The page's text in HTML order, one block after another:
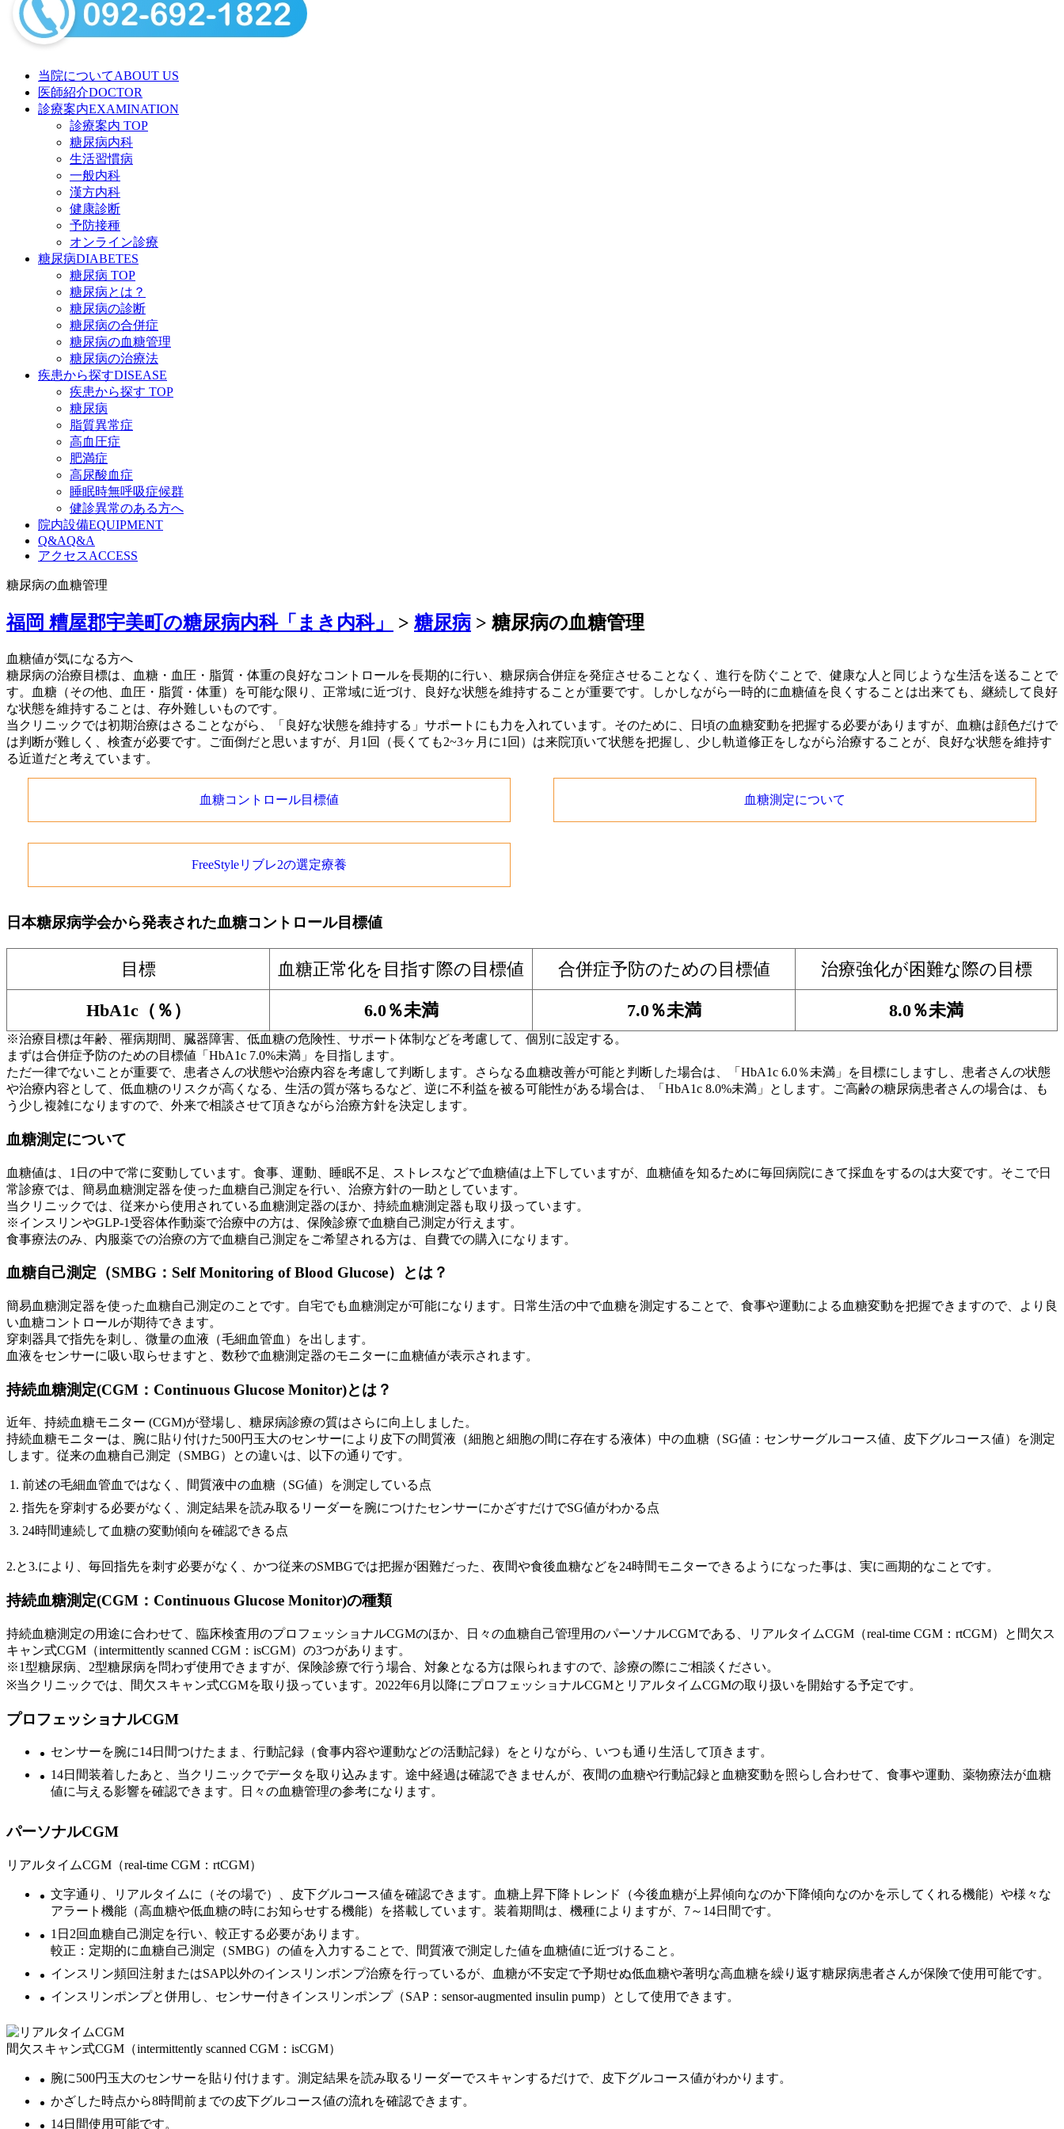
当院についてABOUT US
医師紹介DOCTOR
診療案内EXAMINATION
診療案内 TOP
糖尿病内科
生活習慣病
一般内科
漢方内科
健康診断
予防接種
オンライン診療
糖尿病DIABETES
糖尿病 TOP
糖尿病とは？
糖尿病の診断
糖尿病の合併症
糖尿病の血糖管理
糖尿病の治療法
疾患から探すDISEASE
疾患から探す TOP
糖尿病
脂質異常症
高血圧症
肥満症
高尿酸血症
睡眠時無呼吸症候群
健診異常のある方へ
院内設備EQUIPMENT
Q&AQ&A
アクセスACCESS
糖尿病の血糖管理
福岡 糟屋郡宇美町の糖尿病内科「まき内科」 > 糖尿病 > 糖尿病の血糖管理
血糖値が気になる方へ
糖尿病の治療目標は、血糖・血圧・脂質・体重の良好なコントロールを長期的に行い、糖尿病合併症を発症させることなく、進行を防ぐことで、健康な人と同じような生活を送ることで
す。血糖（その他、血圧・脂質・体重）を可能な限り、正常域に近づけ、良好な状態を維持することが重要です。しかしながら一時的に血糖値を良くすることは出来ても、継続して良好
な状態を維持することは、存外難しいものです。
当クリニックでは初期治療はさることながら、「良好な状態を維持する」サポートにも力を入れています。そのために、日頃の血糖変動を把握する必要がありますが、血糖は顔色だけで
は判断が難しく、検査が必要です。ご面倒だと思いますが、月1回（長くても2~3ヶ月に1回）は来院頂いて状態を把握し、少し軌道修正をしながら治療することが、良好な状態を維持す
る近道だと考えています。
血糖コントロール目標値 血糖測定について
FreeStyleリブレ2の選定療養
日本糖尿病学会から発表された血糖コントロール目標値
目標 血糖正常化を目指す際の目標値 合併症予防のための目標値 治療強化が困難な際の目標
HbA1c（％） 6.0％未満 7.0％未満 8.0％未満
※治療目標は年齢、罹病期間、臓器障害、低血糖の危険性、サポート体制などを考慮して、個別に設定する。
まずは合併症予防のための目標値「HbA1c 7.0%未満 」を目指します。
ただ一律でないことが重要で、 患者さんの状態や治療内容を考慮 して判断します。さらなる血糖改善が可能と判断した場合は、「HbA1c 6.0％未満」を目標にしますし、患者さんの状態
や治療内容として、低血糖のリスクが高くなる、生活の質が落ちるなど、逆に不利益を被る可能性がある場合は、「HbA1c 8.0%未満」とします。ご高齢の糖尿病患者さんの場合は、も
う少し複雑になりますので、外来で相談させて頂きながら治療方針を決定します。
血糖測定について
血糖値は、1日の中で常に変動しています。食事、運動、睡眠不足、ストレスなどで血糖値は上下していますが、血糖値を知るために毎回病院にきて採血をするのは大変です。そこで日
常診療では、簡易血糖測定器を使った血糖自己測定を行い、治療方針の一助としています。
当クリニックでは、従来から使用されている血糖測定器のほか、持続血糖測定器も取り扱っています。
※インスリンやGLP-1受容体作動薬で治療中の方は、保険診療で血糖自己測定が行えます。
食事療法のみ、内服薬での治療の方で血糖自己測定をご希望される方は、自費での購入になります。
血糖自己測定（SMBG：Self Monitoring of Blood Glucose）とは？
簡易血糖測定器を使った血糖自己測定のことです。自宅でも血糖測定が可能になります。日常生活の中で血糖を測定することで、食事や運動による血糖変動を把握できますので、より良
い血糖コントロールが期待できます。
穿刺器具で指先を刺し、微量の血液（毛細血管血）を出します。
血液をセンサーに吸い取らせますと、数秒で血糖測定器のモニターに血糖値が表示されます。
持続血糖測定(CGM：Continuous Glucose Monitor)とは？
近年、持続血糖モニター (CGM)が登場し、糖尿病診療の質はさらに向上しました。
持続血糖モニターは、腕に貼り付けた500円玉大のセンサーにより皮下の間質液（細胞と細胞の間に存在する液体）中の血糖（SG値：センサーグルコース値、皮下グルコース値）を測定
します。従来の血糖自己測定（SMBG）との違いは、以下の通りです。
前述の毛細血管血ではなく、間質液中の血糖（SG値）を測定している点
指先を穿刺する必要がなく、測定結果を読み取るリーダーを腕につけたセンサーにかざすだけでSG値がわかる点
24時間連続して血糖の変動傾向を確認できる点
2.と3.により、毎回指先を刺す必要がなく、かつ従来のSMBGでは把握が困難だった、夜間や食後血糖などを24時間モニターできるようになった事は、実に画期的なことです。
持続血糖測定(CGM：Continuous Glucose Monitor)の種類
持続血糖測定の用途に合わせて、臨床検査用のプロフェッショナルCGMのほか、日々の血糖自己管理用のパーソナルCGMである、リアルタイムCGM（real-time CGM：rtCGM）と間欠ス
キャン式CGM（intermittently scanned CGM：isCGM）の3つがあります。
※1型糖尿病、2型糖尿病を問わず使用できますが、保険診療で行う場合、対象となる方は限られますので、診療の際にご相談ください。
※当クリニックでは、間欠スキャン式CGMを取り扱っています。2022年6月以降にプロフェッショナルCGMとリアルタイムCGMの取り扱いを開始する予定です。
プロフェッショナルCGM
センサーを腕に14日間つけたまま、行動記録（食事内容や運動などの活動記録）をとりながら、いつも通り生活して頂きます。
14日間装着したあと、当クリニックでデータを取り込みます。途中経過は確認できませんが、夜間の血糖や行動記録と血糖変動を照らし合わせて、食事や運動、薬物療法が血糖
値に与える影響を確認できます。日々の血糖管理の参考になります。
パーソナルCGM
リアルタイムCGM（real-time CGM：rtCGM）
文字通り、リアルタイムに（その場で）、皮下グルコース値を確認できます。血糖上昇下降トレンド（今後血糖が上昇傾向なのか下降傾向なのかを示してくれる機能）や様々な
アラート機能（高血糖や低血糖の時にお知らせする機能）を搭載しています。装着期間は、機種によりますが、7～14日間です。
1日2回血糖自己測定を行い、較正する必要があります。
較正：定期的に血糖自己測定（SMBG）の値を入力することで、間質液で測定した値を血糖値に近づけること。
インスリン頻回注射またはSAP以外のインスリンポンプ治療を行っているが、血糖が不安定で予期せぬ低血糖や著明な高血糖を繰り返す糖尿病患者さんが保険で使用可能です。
インスリンポンプと併用し、センサー付きインスリンポンプ（SAP：sensor-augmented insulin pump）として使用できます。
間欠スキャン式CGM（intermittently scanned CGM：isCGM）
腕に500円玉大のセンサーを貼り付けます。測定結果を読み取るリーダーでスキャンするだけで、皮下グルコース値がわかります。
かざした時点から8時間前までの皮下グルコース値の流れを確認できます。
14日間使用可能です。